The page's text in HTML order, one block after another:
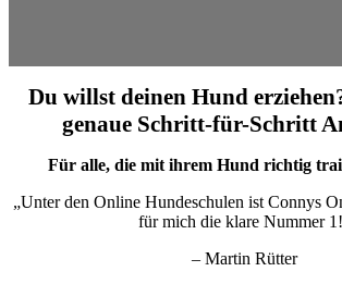
Du willst deinen Hund
genaue Schritt-für-Schritt
Für alle, die mit ihrem Hund richtig
„Unter den Online Hundeschulen ist Connys
für mich die klare Nummer
– Martin Rütter